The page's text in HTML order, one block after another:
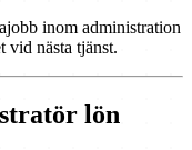
inom administration
vid nästa tjänst.
lön